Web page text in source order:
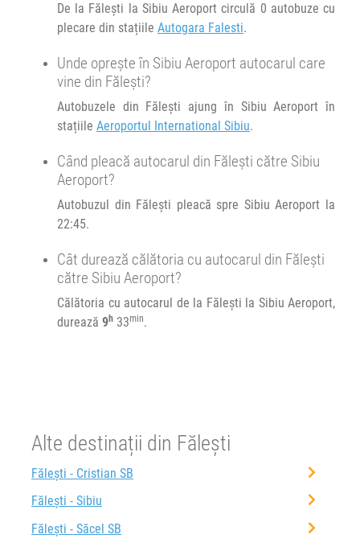
PECO OMV - GARA CFR
Transbodare asigurată de operator.
Brașov Sala sporturilor
Minivan Trans Olteanu Tour :
02bisBrașov Timișoara
Sibiu Aeroport Aeroportul International Sibiu
De la Fălești la Sibiu Aeroport circulă 0 autobuze cu
plecare din stațiile Autogara Falesti.
Unde oprește în Sibiu Aeroport autocarul care
vine din Fălești?
Autobuzele din Fălești ajung în Sibiu Aeroport în
stațiile Aeroportul International Sibiu.
Când pleacă autocarul din Fălești către Sibiu
Aeroport?
Autobuzul din Fălești pleacă spre Sibiu Aeroport la
22:45.
Cât durează călătoria cu autocarul din Fălești
către Sibiu Aeroport?
Călătoria cu autocarul de la Fălești la Sibiu Aeroport,
durează 9h 33min.
Alte destinații din Fălești
Fălești - Cristian SB
Fălești - Sibiu
Fălești - Săcel SB